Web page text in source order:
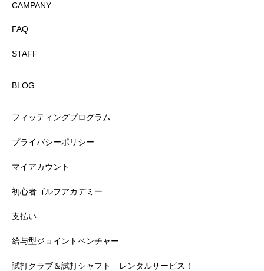
CAMPANY
FAQ
STAFF
BLOG
フィッティングプログラム
プライバシーポリシー
マイアカウント
初心者ゴルフアカデミー
支払い
給与型ジョイントベンチャー
試打クラブ＆試打シャフト レンタルサービス！